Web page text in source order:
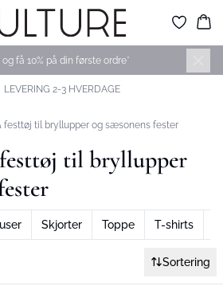
og få 10% på din første ordre*
LEVERING 2-3 HVERDAGE
festtøj til bryllupper og sæsonens fester
til bryllupper
Skjorter Toppe T-shirts
Sortering